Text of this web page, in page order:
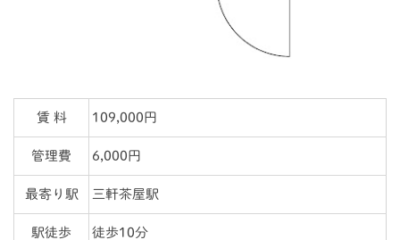
賃 料 109,000円
管理費 6,000円
最寄り駅 三軒茶屋駅
駅徒歩 徒歩10分